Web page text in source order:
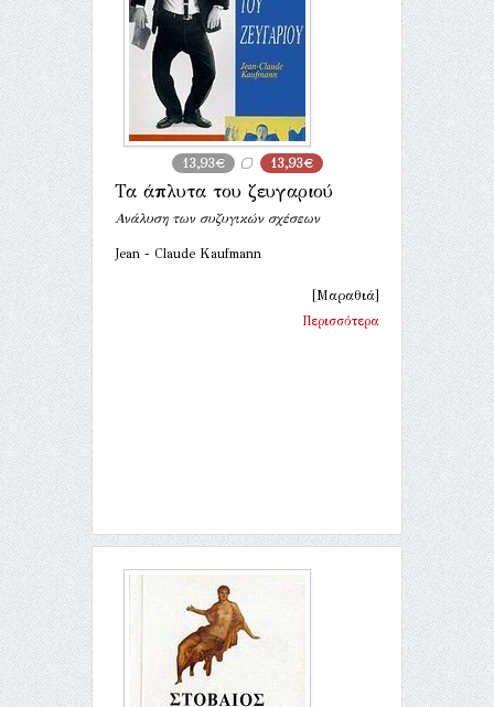
13,93€ 13,93€
Τα άπλυτα του ζευγαριού
Ανάλυση των συζυγικών σχέσεων
Jean - Claude Kaufmann
[Μαραθιά]
Περισσότερα